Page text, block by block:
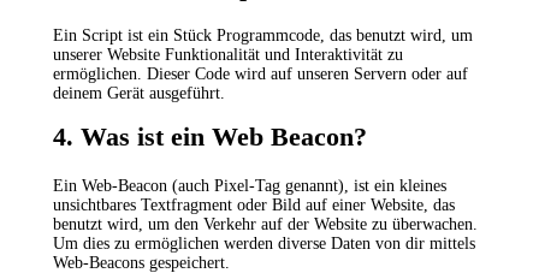
Ein Script ist ein Stück Programmcode, das benutzt wird, um
unserer Website Funktionalität und Interaktivität zu
ermöglichen. Dieser Code wird auf unseren Servern oder auf
deinem Gerät ausgeführt.
4. Was ist ein Web Beacon?
Ein Web-Beacon (auch Pixel-Tag genannt), ist ein kleines
unsichtbares Textfragment oder Bild auf einer Website, das
benutzt wird, um den Verkehr auf der Website zu überwachen.
Um dies zu ermöglichen werden diverse Daten von dir mittels
Web-Beacons gespeichert.